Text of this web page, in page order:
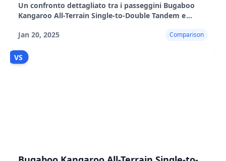
Un confronto dettagliato tra i passeggini Bugaboo
Kangaroo All-Terrain Single-to-Double Tandem e
caratteristiche, i pro e i contro.
Jan 20, 2025 Comparison
VS